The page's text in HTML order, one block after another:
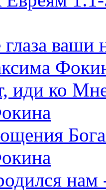
ваши
иди ко